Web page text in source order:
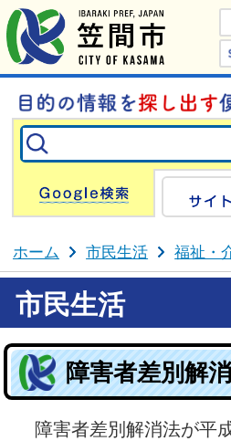
Google
ホーム 市民生活 福祉・
市民生活
障害者差別解
障害者差別解消法が平